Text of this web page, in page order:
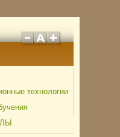
технологии